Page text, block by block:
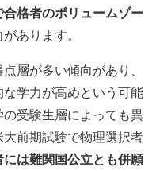
格者のボリュームゾー
あります。
層が多い傾向があり、
学力が高めという可能
受験生層によっても異
前期試験で物理選択者
は難関国公立とも併願